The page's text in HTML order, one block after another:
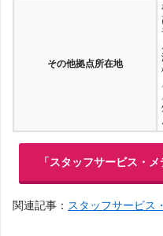
その他拠点所在地
「スタッフサービス・
関連記事： スタッフサービス